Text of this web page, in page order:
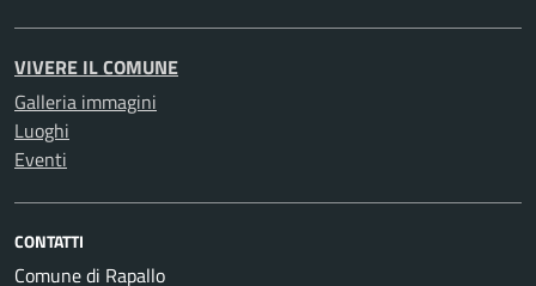
VIVERE IL COMUNE
Galleria immagini
Luoghi
Eventi
CONTATTI
Comune di Rapallo